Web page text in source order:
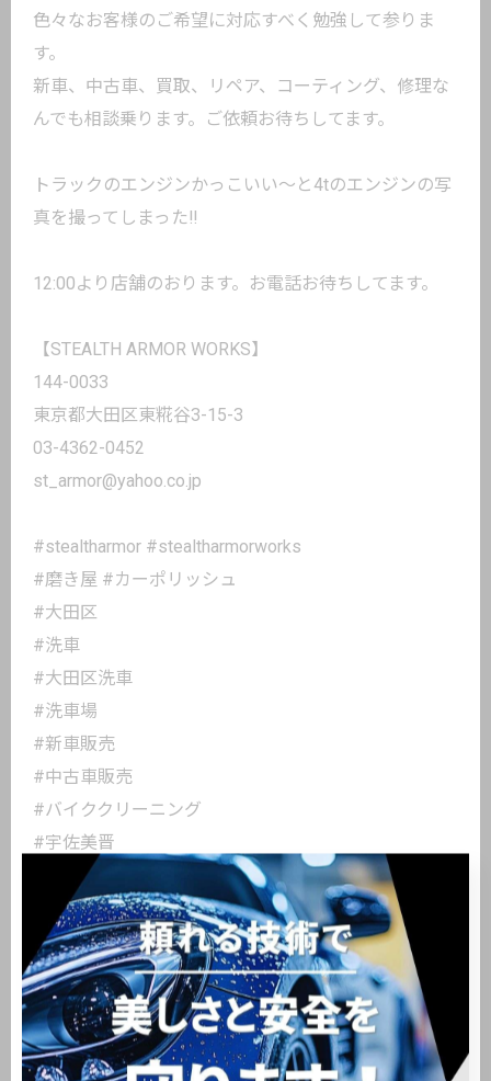
色々なお客様のご希望に対応すべく勉強して参りま
す。
新車、中古車、買取、リペア、コーティング、修理な
んでも相談乗ります。ご依頼お待ちしてます。
トラックのエンジンかっこいい〜と4tのエンジンの写
真を撮ってしまった‼️
12:00より店舗のおります。お電話お待ちしてます。
【STEALTH ARMOR WORKS】
144-0033
東京都大田区東糀谷3-15-3
03-4362-0452
st_armor@yahoo.co.jp
#stealtharmor #stealtharmorworks
#磨き屋 #カーポリッシュ
#大田区
#洗車
#大田区洗車
#洗車場
#新車販売
#中古車販売
#バイククリーニング
#宇佐美晋
#カーディテイリング
#キーパーコーティング #keeperproshop
< 前のページ 一覧に戻る 次のページ >